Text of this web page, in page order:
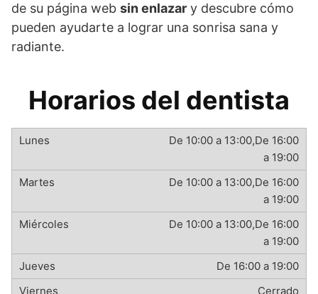
de su página web sin enlazar y descubre cómo
pueden ayudarte a lograr una sonrisa sana y
radiante.
Horarios del dentista
De 10:00 a 13:00,De 16:00
a 19:00
De 10:00 a 13:00,De 16:00
a 19:00
De 10:00 a 13:00,De 16:00
a 19:00
De 16:00 a 19:00
Cerrado